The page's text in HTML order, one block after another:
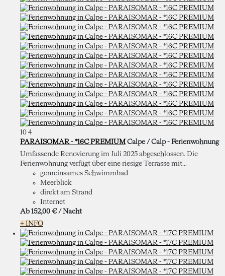
10 4
PARAISOMAR - *16C PREMIUM Calpe / Calp - Ferienwohnung
Umfassende Renovierung im Juli 2025 abgeschlossen. Die
Ferienwohnung verfügt über eine riesige Terrasse mit...
gemeinsames Schwimmbad
Meerblick
direkt am Strand
Internet
Ab 152,00 € / Nacht
+ INFO